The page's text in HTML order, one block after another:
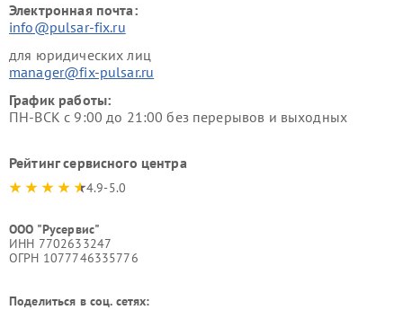
Электронная почта:
info@pulsar-fix.ru
для юридических лиц
manager@fix-pulsar.ru
График работы:
ПН-ВСК с 9:00 до 21:00 без перерывов и выходных
Рейтинг сервисного центра
4.9-5.0
ООО "Русервис"
ИНН 7702633247
ОГРН 1077746335776
Поделиться в соц. сетях: